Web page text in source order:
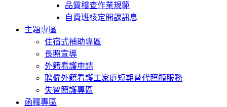
品質稽查作業規範
自費班核定開課訊息
主題專區
住宿式補助專區
長照宣導
外籍看護申請
聘僱外籍看護工家庭短期替代照顧服務
失智照護專區
函釋專區